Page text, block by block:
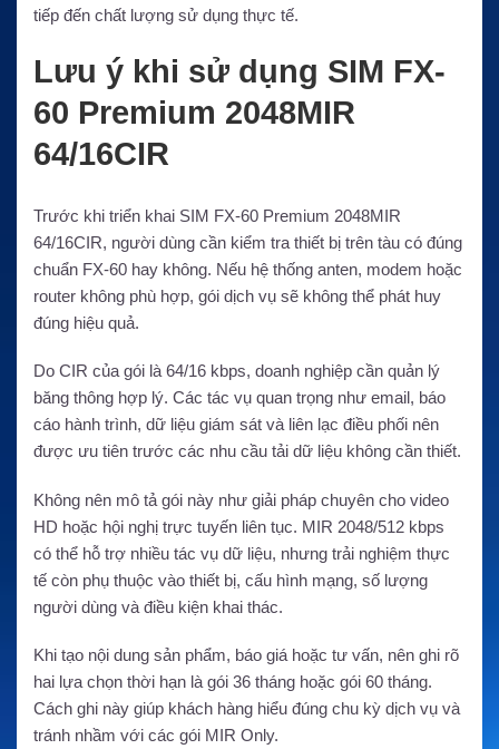
tiếp đến chất lượng sử dụng thực tế.
Lưu ý khi sử dụng SIM FX-
60 Premium 2048MIR
64/16CIR
Trước khi triển khai SIM FX-60 Premium 2048MIR
64/16CIR, người dùng cần kiểm tra thiết bị trên tàu có đúng
chuẩn FX-60 hay không. Nếu hệ thống anten, modem hoặc
router không phù hợp, gói dịch vụ sẽ không thể phát huy
đúng hiệu quả.
Do CIR của gói là 64/16 kbps, doanh nghiệp cần quản lý
băng thông hợp lý. Các tác vụ quan trọng như email, báo
cáo hành trình, dữ liệu giám sát và liên lạc điều phối nên
được ưu tiên trước các nhu cầu tải dữ liệu không cần thiết.
Không nên mô tả gói này như giải pháp chuyên cho video
HD hoặc hội nghị trực tuyến liên tục. MIR 2048/512 kbps
có thể hỗ trợ nhiều tác vụ dữ liệu, nhưng trải nghiệm thực
tế còn phụ thuộc vào thiết bị, cấu hình mạng, số lượng
người dùng và điều kiện khai thác.
Khi tạo nội dung sản phẩm, báo giá hoặc tư vấn, nên ghi rõ
hai lựa chọn thời hạn là gói 36 tháng hoặc gói 60 tháng.
Cách ghi này giúp khách hàng hiểu đúng chu kỳ dịch vụ và
tránh nhầm với các gói MIR Only.